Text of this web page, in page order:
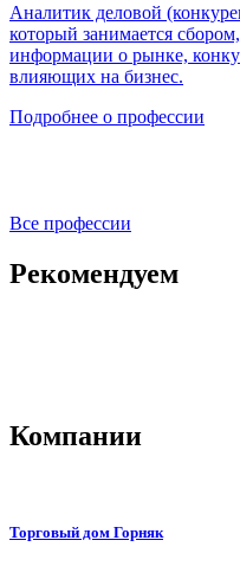
Аналитик деловой
который занимается
информации о рынке,
влияющих на бизнес.
Подробнее о профессии
Все профессии
Рекомендуем
Компании
Торговый дом Горняк